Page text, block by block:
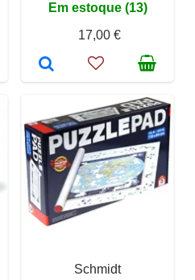
Em estoque (13)
17,00 €
Schmidt